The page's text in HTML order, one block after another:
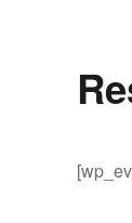
Skip back to main